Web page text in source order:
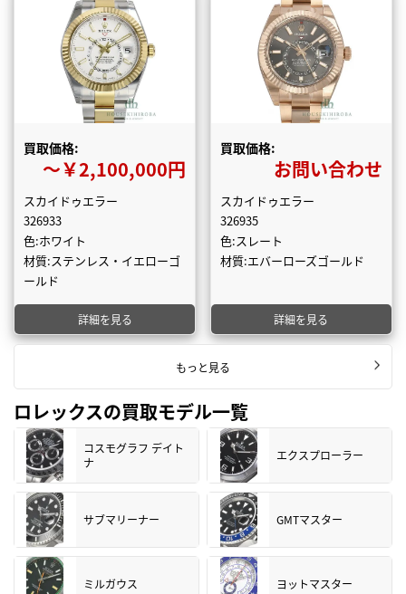
買取価格:
〜￥2,100,000円
スカイドゥエラー
326933
色:ホワイト
材質:ステンレス・イエローゴ
ールド
詳細を見る
買取価格:
お問い合わせ
スカイドゥエラー
326935
色:スレート
材質:エバーローズゴールド
詳細を見る
もっと見る
ロレックスの買取モデル一覧
コスモグラフ デイト
ナ
エクスプローラー
サブマリーナー GMTマスター
ミルガウス ヨットマスター